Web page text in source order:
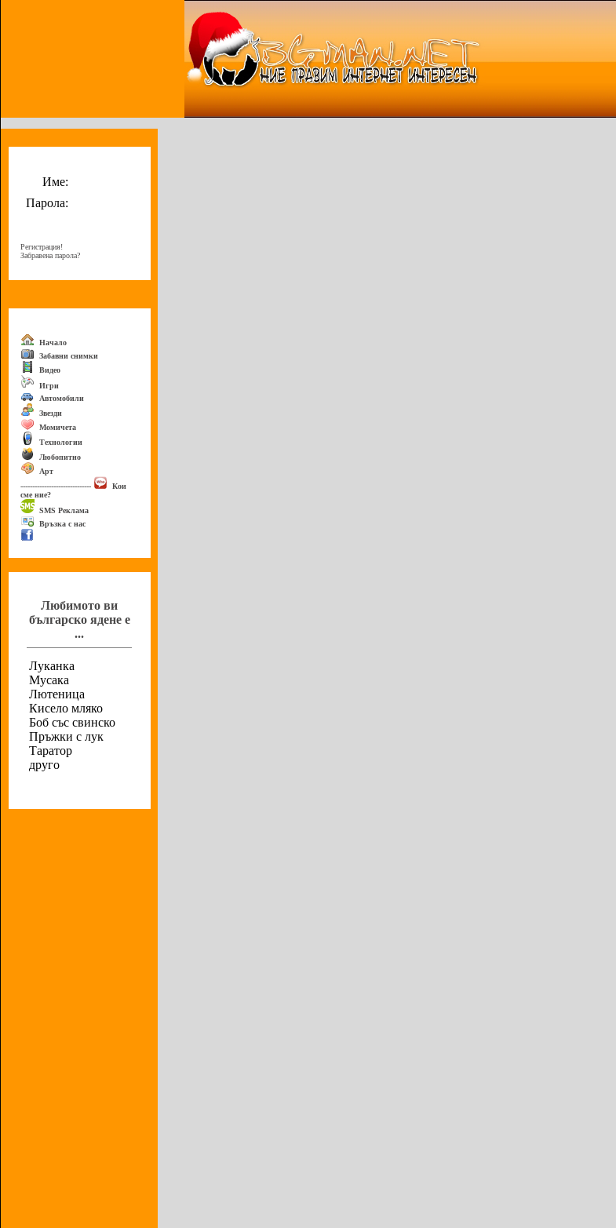
Име:
Парола:
Регистрация!
Забравена парола?
Начало
Забавни снимки
Видео
Игри
Автомобили
Звезди
Момичета
Технологии
Любопитно
Арт
------------------------------
Кои
сме ние?
SMS Реклама
Връзка с нас
Любимото ви
българско ядене е
...
Луканка
Мусака
Лютеница
Кисело мляко
Боб със свинско
Пръжки с лук
Таратор
друго